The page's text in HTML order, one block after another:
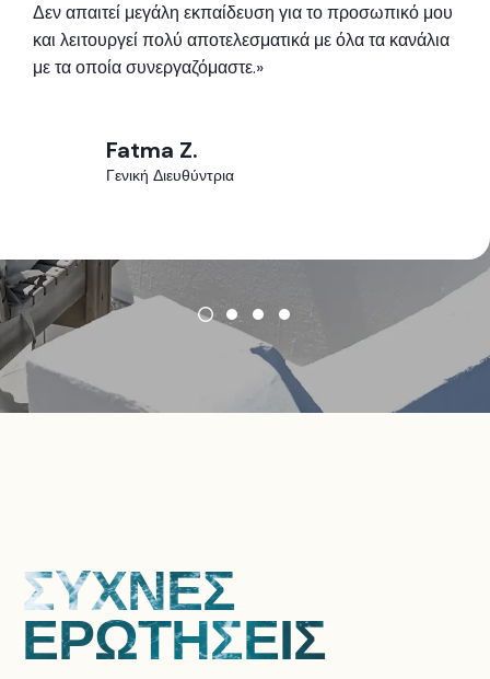
Δεν απαιτεί μεγάλη εκπαίδευση για το προσωπικό μου
και λειτουργεί πολύ αποτελεσματικά με όλα τα κανάλια
με τα οποία συνεργαζόμαστε.»
Fatma Z.
Γενική Διευθύντρια
ΣΥΧΝΕΣ
ΕΡΩΤΗΣΕΙΣ